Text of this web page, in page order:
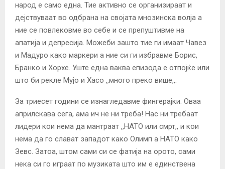
народ е само една. Тие активно се организираат и
дејствуваат во одбрана на својата мнозинска волја а
ние се повлековме во себе и се препуштивме на
апатија и депресија. Можеби зашто тие ги имаат Чавез
и Мадуро како маркери а ние си ги избравме Борис,
Бранко и Хорхе. Уште една ваква епизода е отпојќе или
што би рекле Мујо и Хасо ,,много преко више,,.
За триесет години се изнагледавме фингерајки. Оваа
априлскава сега, ама ич не ни треба! Нас ни требаат
лидери кои нема да мантраат ,,НАТО или смрт,, и кои
нема да го слават западот како Олимп а НАТО како
Зевс. Затоа, штом сами си се фатија на орото, сами
нека си го играат по музиката што им е единствена